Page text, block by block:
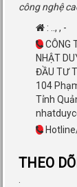
công nghệ
: .., , -
CÔNG
NHẬT
ĐẦU TƯ
104
Tỉnh
THEO
.